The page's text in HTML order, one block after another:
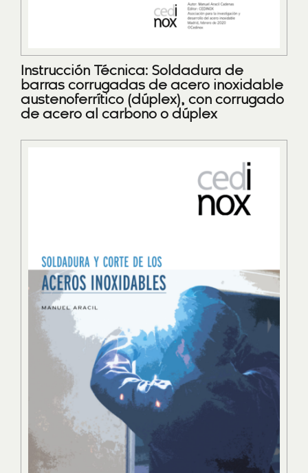
Instrucción Técnica: Soldadura de
barras corrugadas de acero inoxidable
austenoferrítico (dúplex), con corrugado
de acero al carbono o dúplex